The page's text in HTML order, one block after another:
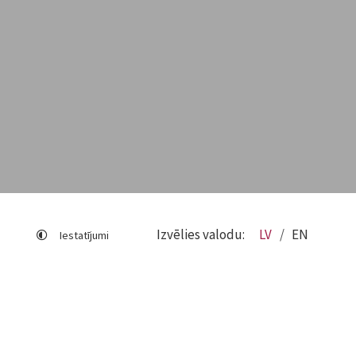
Iestatījumi Izvēlies valodu: LV EN